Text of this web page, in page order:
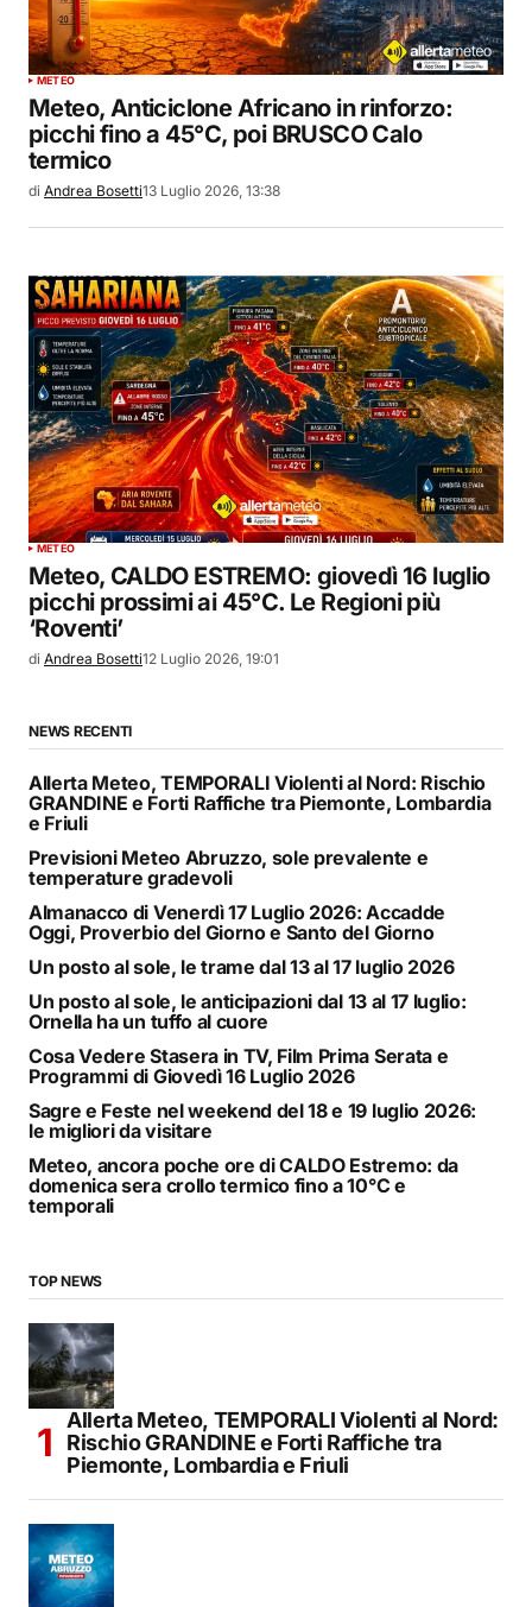
METEO
Meteo, Anticiclone Africano in rinforzo:
picchi fino a 45°C, poi BRUSCO Calo
termico
di Andrea Bosetti13 Luglio 2026, 13:38
METEO
Meteo, CALDO ESTREMO: giovedì 16 luglio
picchi prossimi ai 45°C. Le Regioni più
‘Roventi’
di Andrea Bosetti12 Luglio 2026, 19:01
NEWS RECENTI
Allerta Meteo, TEMPORALI Violenti al Nord: Rischio
GRANDINE e Forti Raffiche tra Piemonte, Lombardia
e Friuli
Previsioni Meteo Abruzzo, sole prevalente e
temperature gradevoli
Almanacco di Venerdì 17 Luglio 2026: Accadde
Oggi, Proverbio del Giorno e Santo del Giorno
Un posto al sole, le trame dal 13 al 17 luglio 2026
Un posto al sole, le anticipazioni dal 13 al 17 luglio:
Ornella ha un tuffo al cuore
Cosa Vedere Stasera in TV, Film Prima Serata e
Programmi di Giovedì 16 Luglio 2026
Sagre e Feste nel weekend del 18 e 19 luglio 2026:
le migliori da visitare
Meteo, ancora poche ore di CALDO Estremo: da
domenica sera crollo termico fino a 10°C e
temporali
TOP NEWS
Allerta Meteo, TEMPORALI Violenti al Nord:
Rischio GRANDINE e Forti Raffiche tra
Piemonte, Lombardia e Friuli